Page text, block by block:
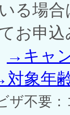
る場
お申
→キャ
対象年
ザ不要